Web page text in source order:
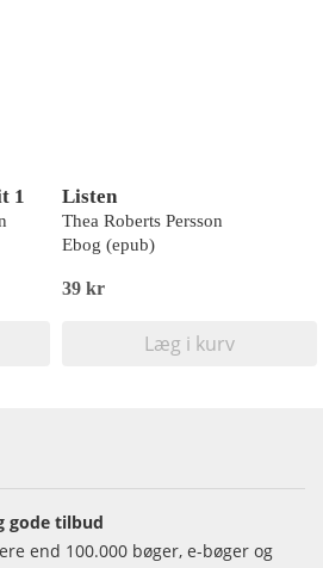
1 Listen
Thea Roberts Persson
Ebog (epub)
39 kr
Læg i kurv
gode tilbud
end 100.000 bøger, e-bøger og